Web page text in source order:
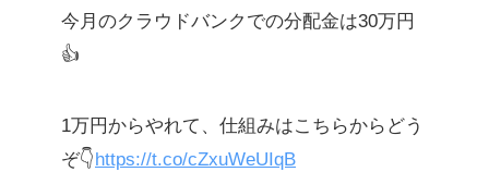
今月のクラウドバンクでの分配金は30万円
👍
1万円からやれて、仕組みはこちらからどう
ぞ👇 https://t.co/cZxuWeUIqB